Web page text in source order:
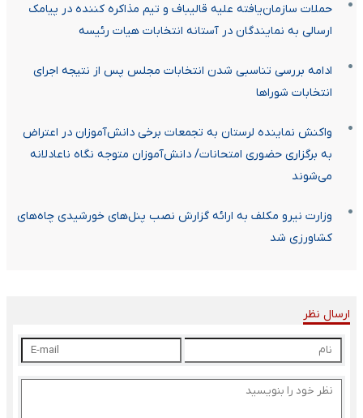
حملات سازمان‌یافته علیه قالیباف و تیم مذاکره کننده در پیامک
ارسالی به نمایندگان در آستانه انتخابات هیات رئیسه
ادامه بررسی‌ تناسبی شدن انتخابات مجلس پس از نتیجه اجرای
انتخابات شوراها
واکنش نماینده لرستان به تجمعات برخی دانش‌آموزان در اعتراض
به برگزاری حضوری امتحانات/ دانش‌آموزان متوجه نگاه ناعادلانه
می‌شوند
وزارت نیرو مکلف به ارائه گزارش نصب پنل‌های خورشیدی چاه‌های
کشاورزی شد
ارسال نظر